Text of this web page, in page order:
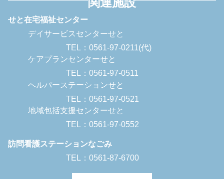
せと在宅福祉センター
デイサービスセンターせと
TEL：0561-97-0211(代)
ケアプランセンターせと
TEL：0561-97-0511
ヘルパーステーションせと
TEL：0561-97-0521
地域包括支援センターせと
TEL：0561-97-0552
訪問看護ステーションなごみ
TEL：0561-87-6700